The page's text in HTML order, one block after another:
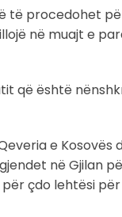
të procedohet
në muajt e
që është
e Kosovës
në Gjilan
çdo lehtësi